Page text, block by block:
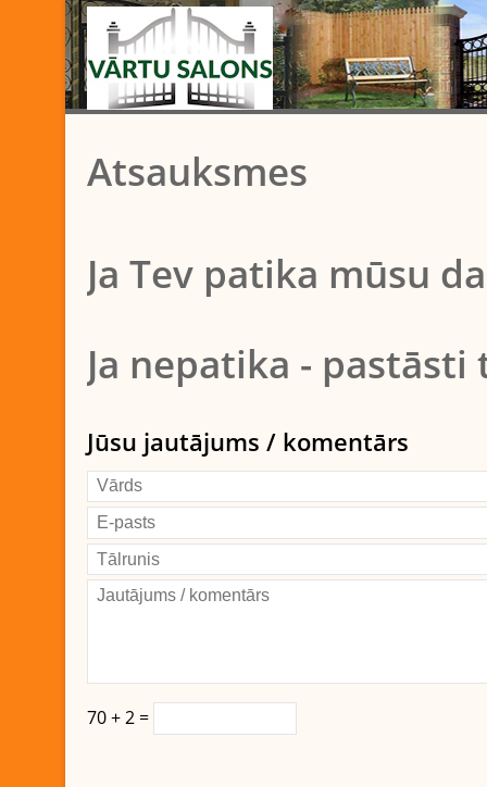
Atsauksmes
Ja Tev patika mūsu
Ja nepatika -
Jūsu jautājums / komentārs
70 + 2 =